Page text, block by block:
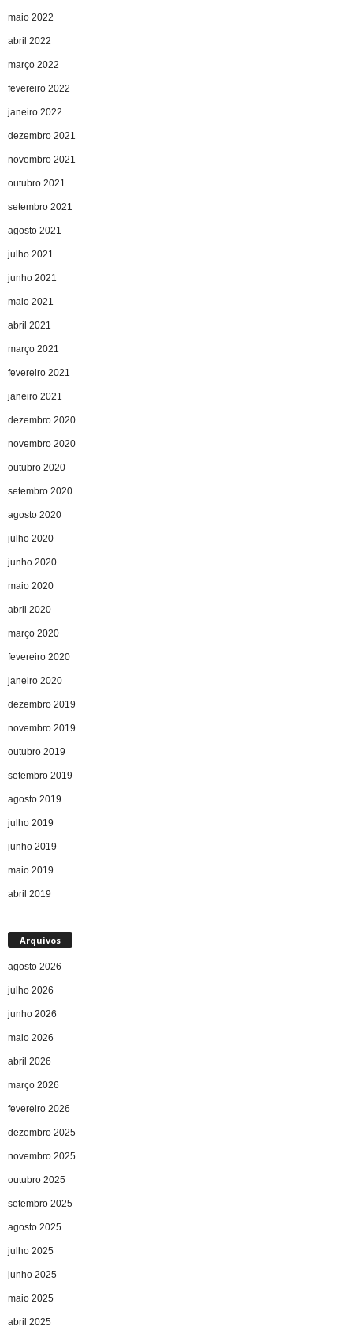
maio 2022
abril 2022
março 2022
fevereiro 2022
janeiro 2022
dezembro 2021
novembro 2021
outubro 2021
setembro 2021
agosto 2021
julho 2021
junho 2021
maio 2021
abril 2021
março 2021
fevereiro 2021
janeiro 2021
dezembro 2020
novembro 2020
outubro 2020
setembro 2020
agosto 2020
julho 2020
junho 2020
maio 2020
abril 2020
março 2020
fevereiro 2020
janeiro 2020
dezembro 2019
novembro 2019
outubro 2019
setembro 2019
agosto 2019
julho 2019
junho 2019
maio 2019
abril 2019
Arquivos
agosto 2026
julho 2026
junho 2026
maio 2026
abril 2026
março 2026
fevereiro 2026
dezembro 2025
novembro 2025
outubro 2025
setembro 2025
agosto 2025
julho 2025
junho 2025
maio 2025
abril 2025